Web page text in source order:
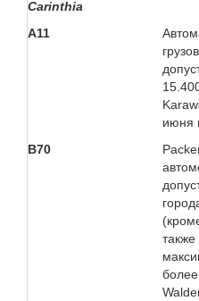
Carinthia
А11
июня
B70